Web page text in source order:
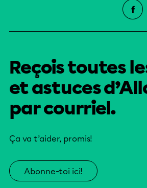
Reçois toutes
et astuces
par courriel.
Ça va t’aider, promis!
Abonne-toi ici!